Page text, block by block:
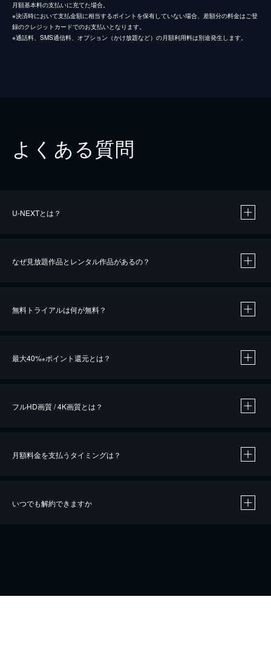
月額基本料の支払いに充てた場合。
※決済時において支払金額に相当するポイントを保有していない場合、差額分の料金はご登
録のクレジットカードでのお支払いとなります。
※通話料、SMS通信料、オプション（かけ放題など）の月額利用料は別途発生します。
よくある質問
U-NEXTとは？
なぜ見放題作品とレンタル作品があるの？
無料トライアルは何が無料？
最大40%※ポイント還元とは？
※40％ポイント還元の対象は、クレジットカード決済による作品の購入 / レンタルです。
フルHD画質 / 4K画質とは？
月額料金を支払うタイミングは？
いつでも解約できますか